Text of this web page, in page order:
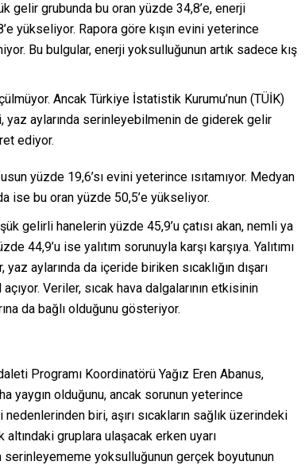
gelir grubunda bu oran yüzde 34,8’e, enerji
yükseliyor. Rapora göre kışın evini yeterince
Bu bulgular, enerji yoksulluğunun artık sadece kış
Ancak Türkiye İstatistik Kurumu’nun (TÜİK)
yaz aylarında serinleyebilmenin de giderek gelir
ediyor.
yüzde 19,6’sı evini yeterince ısıtamıyor. Medyan
ise bu oran yüzde 50,5’e yükseliyor.
gelirli hanelerin yüzde 45,9’u çatısı akan, nemli ya
44,9’u ise yalıtım sorunuyla karşı karşıya. Yalıtımı
aylarında da içeride biriken sıcaklığın dışarı
Veriler, sıcak hava dalgalarının etkisinin
da bağlı olduğunu gösteriyor.
Programı Koordinatörü Yağız Eren Abanus,
yaygın olduğunu, ancak sorunun yeterince
biri, aşırı sıcakların sağlık üzerindeki
gruplara ulaşacak erken uyarı
serinleyememe yoksulluğunun gerçek boyutunun